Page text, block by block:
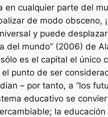
cualquier parte del
de modo obsceno,
y puede
mundo” (2006) de
es el capital el único
punto de ser
– por tanto, a “los
educativo se
la